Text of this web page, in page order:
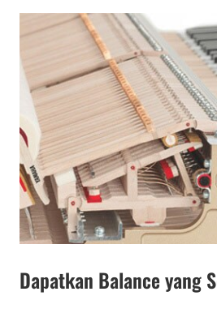
Dapatkan Balance yang